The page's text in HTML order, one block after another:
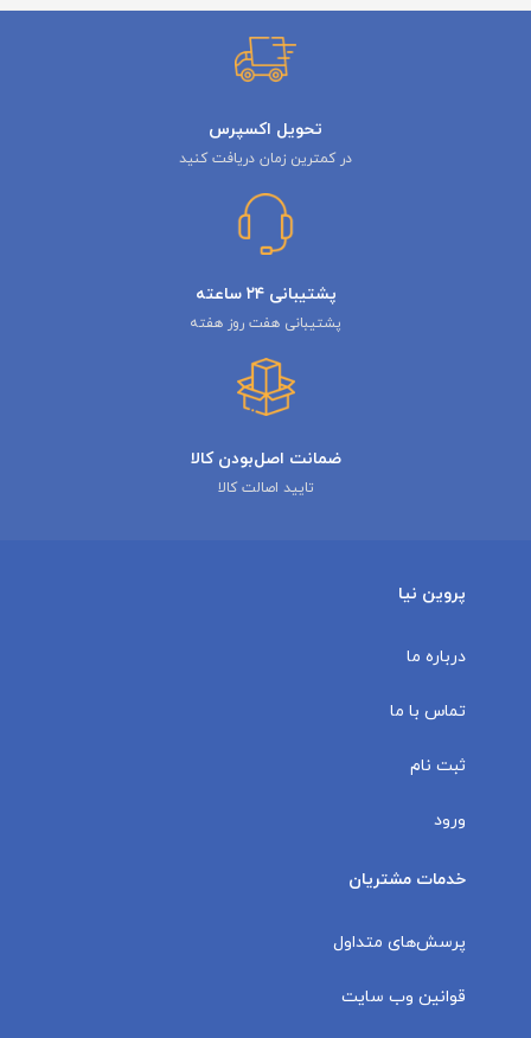
تحویل اکسپرس
در کمترین زمان دریافت کنید
پشتیبانی ۲۴ ساعته
پشتیبانی هفت روز هفته
ضمانت اصل‌بودن کالا
تایید اصالت کالا
پروین نیا
درباره ما
تماس با ما
ثبت نام
ورود
خدمات مشتریان
پرسش‌های متداول
قوانین وب سایت